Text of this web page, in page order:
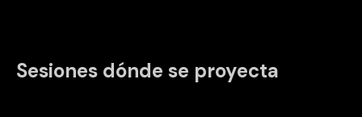
Sesiones dónde se proyecta